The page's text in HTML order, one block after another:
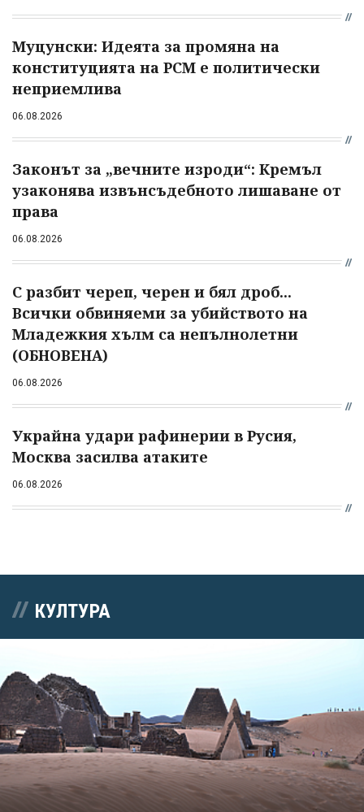
Муцунски: Идеята за промяна на
конституцията на РСМ е политически
неприемлива
06.08.2026
Законът за „вечните изроди“: Кремъл
узаконява извънсъдебното лишаване от
права
06.08.2026
С разбит череп, черен и бял дроб...
Всички обвиняеми за убийството на
Младежкия хълм са непълнолетни
(ОБНОВЕНА)
06.08.2026
Украйна удари рафинерии в Русия,
Москва засилва атаките
06.08.2026
КУЛТУРА